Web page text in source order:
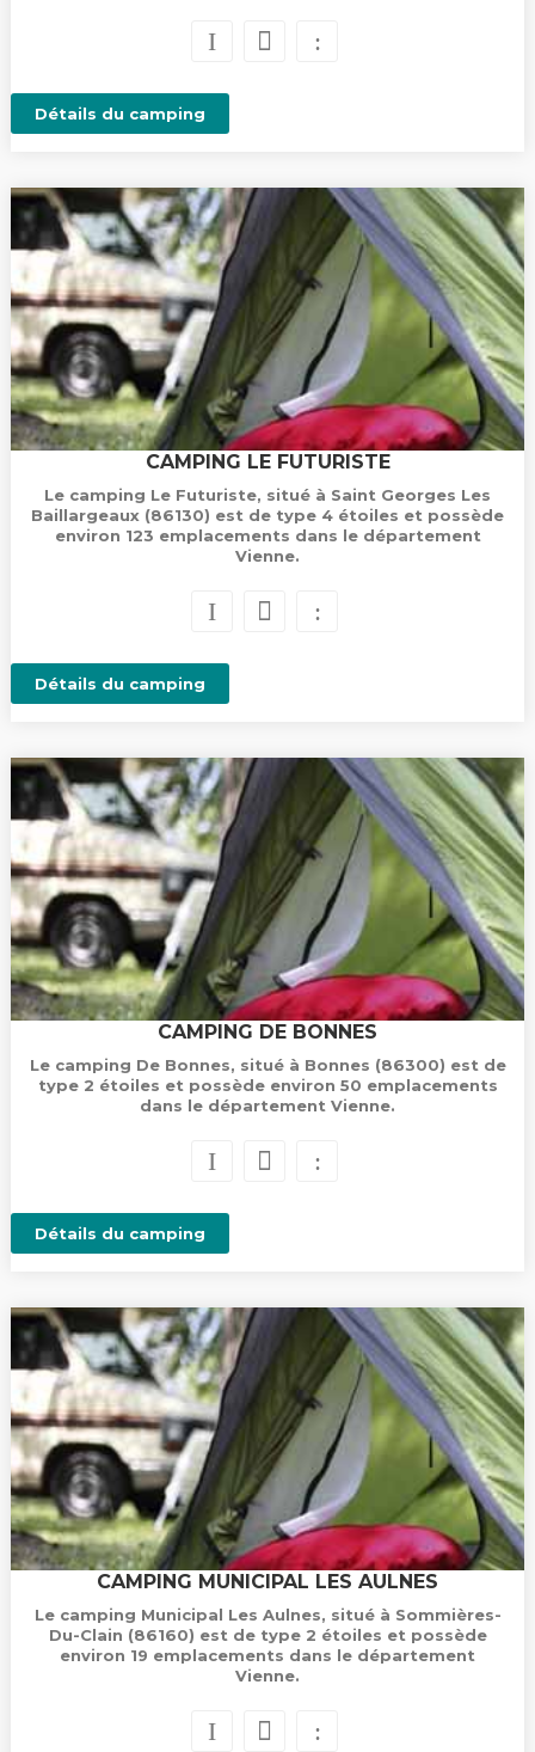
Détails du camping
CAMPING LE FUTURISTE
Le camping Le Futuriste, situé à Saint Georges Les
Baillargeaux (86130) est de type 4 étoiles et possède
environ 123 emplacements dans le département
Vienne.
Détails du camping
CAMPING DE BONNES
Le camping De Bonnes, situé à Bonnes (86300) est de
type 2 étoiles et possède environ 50 emplacements
dans le département Vienne.
Détails du camping
CAMPING MUNICIPAL LES AULNES
Le camping Municipal Les Aulnes, situé à Sommières-
Du-Clain (86160) est de type 2 étoiles et possède
environ 19 emplacements dans le département
Vienne.